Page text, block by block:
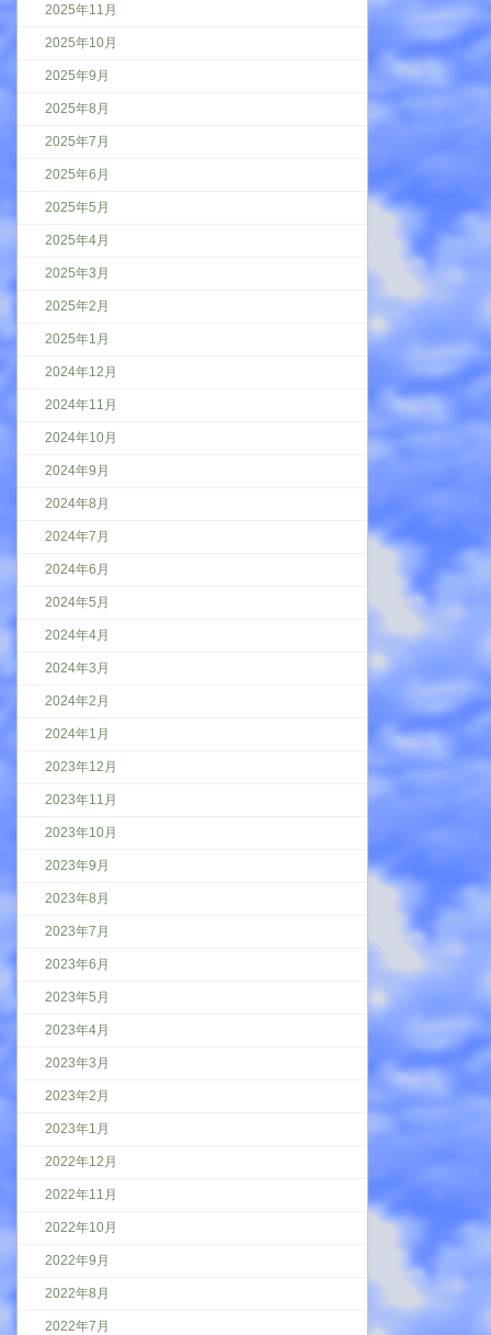
2025年11月
2025年10月
2025年9月
2025年8月
2025年7月
2025年6月
2025年5月
2025年4月
2025年3月
2025年2月
2025年1月
2024年12月
2024年11月
2024年10月
2024年9月
2024年8月
2024年7月
2024年6月
2024年5月
2024年4月
2024年3月
2024年2月
2024年1月
2023年12月
2023年11月
2023年10月
2023年9月
2023年8月
2023年7月
2023年6月
2023年5月
2023年4月
2023年3月
2023年2月
2023年1月
2022年12月
2022年11月
2022年10月
2022年9月
2022年8月
2022年7月